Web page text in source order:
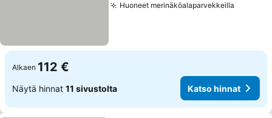
Huoneet merinäköalaparvekkeilla
Alkaen 112 €
Näytä hinnat 11 sivustolta Katso hinnat